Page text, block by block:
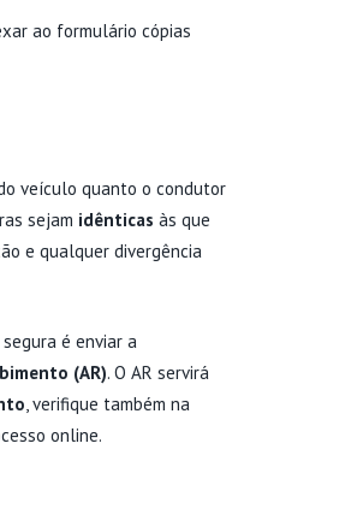
ao formulário cópias
veículo quanto o condutor
sejam idênticas às que
e qualquer divergência
é enviar a
(AR). O AR servirá
, verifique também na
online.